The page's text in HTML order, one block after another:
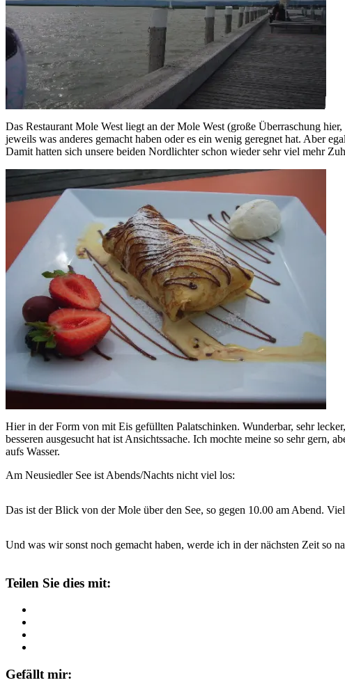
Das Restaurant Mole West liegt an der Mole West (große Überraschung
jeweils was anderes gemacht haben oder es ein wenig geregnet hat. Aber
Damit hatten sich unsere beiden Nordlichter schon wieder sehr viel mehr
Hier in der Form von mit Eis gefüllten Palatschinken. Wunderbar, sehr
besseren ausgesucht hat ist Ansichtssache. Ich mochte meine so sehr
aufs Wasser.
Am Neusiedler See ist Abends/Nachts nicht viel los:
Das ist der Blick von der Mole über den See, so gegen 10.00 am Abend.
Und was wir sonst noch gemacht haben, werde ich in der nächsten Zeit so
Teilen Sie dies mit:
Gefällt mir: